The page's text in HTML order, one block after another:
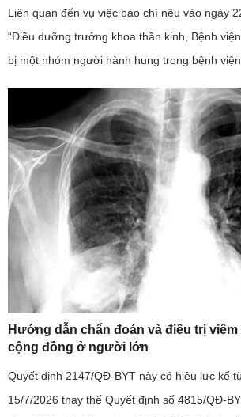
Liên quan đến vụ việc báo chí nêu vào ngày
“Điều dưỡng trưởng khoa thần kinh, Bệnh
bị một nhóm người hành hung trong bệnh
Hướng dẫn chẩn đoán và điều trị
cộng đồng ở người lớn
Quyết định 2147/QĐ-BYT này có hiệu lực kể
15/7/2026 thay thế Quyết định số 4815/QĐ-